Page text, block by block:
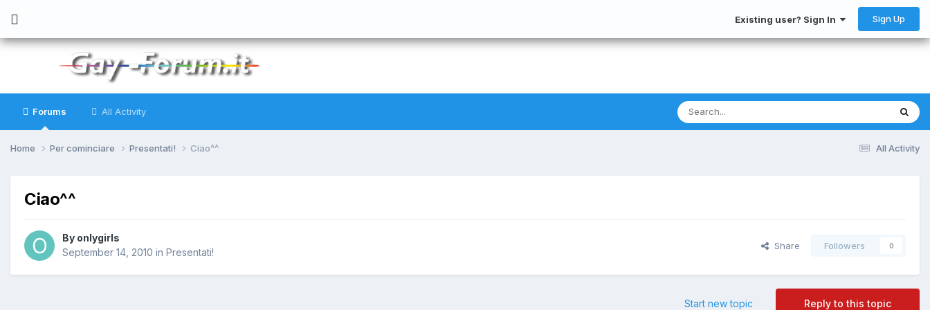
Existing user? Sign In Sign Up
Forums All Activity
All Activity
Home Per cominciare Presentati! Ciao^^
Ciao^^
By onlygirls
September 14, 2010 in Presentati!
Share Followers 0
Reply to this topic
Start new topic